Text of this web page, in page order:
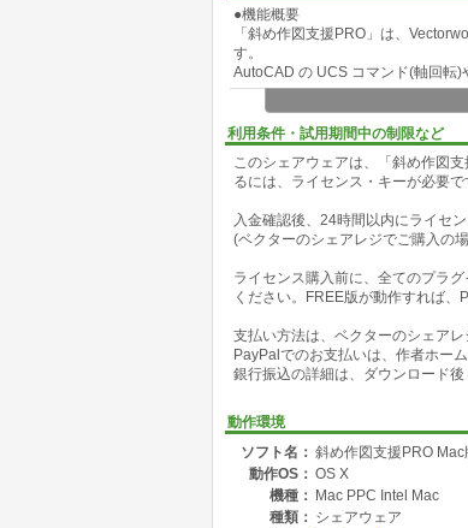
●機能概要
「斜め作図支援PRO」は、
す。
AutoCAD の UCS コマンド(軸回転)
●特徴
・斜め方向の移動、連続複製、頂点
・移動距離と基準線角度の履歴(ヒ
・グループ化された図形の頂点移
・角度の取得は、θ[deg]、tanθの両
●収録プラグイン
基準線角度の取得.vsm プラグイン
i方向移動.vsm プラグイン・メニュ
i方向複製.vsm プラグイン・メニュ
j方向複製.vsm プラグイン・メニュ
i方向頂点移動ツール.vst プラグイ
斜め作図支援PRO設定.vsm プラグ
●インストール方法
解凍して出来る「斜め作図支援
ルダ内にある"Plug-Ins"フォルダに
Vectorworksを起動している場合は
利用条件・試用期間中の制限など
このシェアウェアは、「斜め作図
るには、ライセンス・キーが必要で
入金確認後、24時間以内にライセ
(ベクターのシェアレジでご購入の
ライセンス購入前に、全てのプラ
ください。FREE版が動作すれば、
支払い方法は、ベクターのシェア
PayPalでのお支払いは、作者ホー
銀行振込の詳細は、ダウンロード
動作環境
ソフト名： 斜め作図支援PRO Mac
動作OS： OS X
機種： Mac PPC Intel Mac
種類： シェアウェア